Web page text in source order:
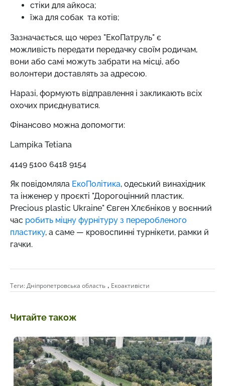
стіки для айкоса;
їжа для собак та котів;
Зазначається, що через "ЕкоПатруль" є
можливість передати передачку своїм родичам,
вони або самі можуть забрати на місці, або
волонтери доставлять за адресою.
Наразі, формують відправлення і закликають всіх
охочих приєднуватися.
Фінансово можна допомогти:
Lampika Tetiana
4149 5100 6418 9154
Як повідомляла ЕкоПолітика, одеський винахідник
та інженер у проєкті "Дорогоцінний пластик.
Precious plastic Ukraine" Євген Хлєбніков у воєнний
час робить міцну фурнітуру з переробленого
пластику, а саме — кровоспинні турнікети, рамки й
гачки.
Теги:Дніпропетровська область , Екоактивісти
Читайте також